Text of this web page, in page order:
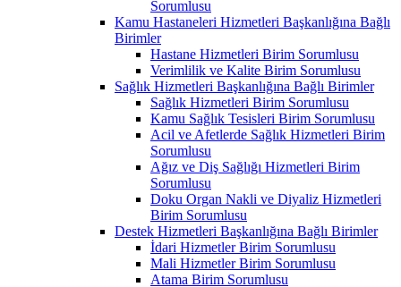
Sorumlusu
Kamu Hastaneleri Hizmetleri Başkanlığına Bağlı
Birimler
Hastane Hizmetleri Birim Sorumlusu
Verimlilik ve Kalite Birim Sorumlusu
Sağlık Hizmetleri Başkanlığına Bağlı Birimler
Sağlık Hizmetleri Birim Sorumlusu
Kamu Sağlık Tesisleri Birim Sorumlusu
Acil ve Afetlerde Sağlık Hizmetleri Birim
Sorumlusu
Ağız ve Diş Sağlığı Hizmetleri Birim
Sorumlusu
Doku Organ Nakli ve Diyaliz Hizmetleri
Birim Sorumlusu
Destek Hizmetleri Başkanlığına Bağlı Birimler
İdari Hizmetler Birim Sorumlusu
Mali Hizmetler Birim Sorumlusu
Atama Birim Sorumlusu